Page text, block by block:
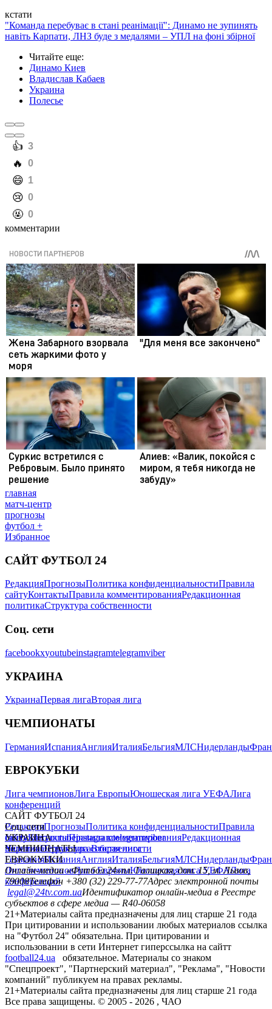
кстати
"Команда перебуває в стані реанімації": Динамо не зупинять
навіть Карпати, ЛНЗ буде з медалями – УПЛ на фоні збірної
Читайте еще:
Динамо Киев
Владислав Кабаев
Украина
Полесье
️👍 3
️🔥 0
️😄 1
️😢 0
️🤬 0
комментарии
главная
матч-центр
прогнозы
футбол +
Избранное
САЙТ ФУТБОЛ 24
РедакцияПрогнозыПолитика конфиденциальностиПравила
сайтуКонтактыПравила комментированияРедакционная
политикаСтруктура собственности
Соц. сети
facebookxyoutubeinstagramtelegramviber
УКРАИНА
УкраинаПервая лигаВторая лига
ЧЕМПИОНАТЫ
ГерманияИспанияАнглияИталияБельгияМЛСНидерланды
ЕВРОКУБКИ
Лига чемпионовЛига ЕвропыЮношеская лига УЕФАЛига
конференций
САЙТ ФУТБОЛ 24
РедакцияПрогнозыПолитика конфиденциальностиПравила
сайтуКонтактыПравила комментированияРедакционная
политикаСтруктура собственности
Соц. сети
facebookxyoutubeinstagramtelegramviber
УКРАИНА
УкраинаПервая лигаВторая лига
ЧЕМПИОНАТЫ
ГерманияИспанияАнглияИталияБельгияМЛСНидерланды
ЕВРОКУБКИ
Лига чемпионовЛига ЕвропыЮношеская лига УЕФАЛига
конференций
Онлайн-медиа «Футбол 24»пл. Галицкая, дом. 15, м. Львов,
79008Телефон +380 (32) 229-77-77Адрес электронной почты
legal@24tv.com.uaИдентификатор онлайн-медиа в Реестре
субъектов в сфере медиа — R40-06058
21+Материалы сайта предназначены для лиц старше 21 года
При цитировании и использовании любых материалов ссылка
на "Футбол 24" обязательна. При цитировании и
использовании в сети Интернет гиперссылка на сайтт
football24.ua
обязательное. Материалы со знаком
"Спецпроект", "Партнерский материал", "Реклама", "Новости
компаний" публикуем на правах рекламы.
21+Материалы сайта предназначены для лиц старше 21 года
Все права защищены. © 2005 - 2026 , ЧАО